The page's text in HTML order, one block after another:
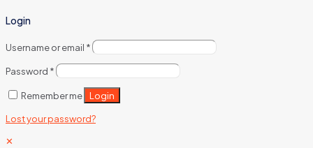
Login
Username or email *
Password *
Remember me Login
Lost your password?
✕